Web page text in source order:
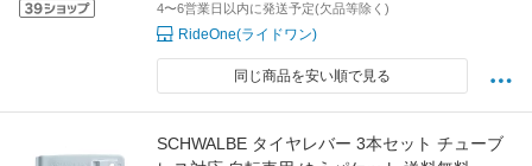
4〜6営業日以内に発送予定(欠品等除く)
RideOne(ライドワン)
同じ商品を安い順で見る
SCHWALBE タイヤレバー 3本セット チューブ